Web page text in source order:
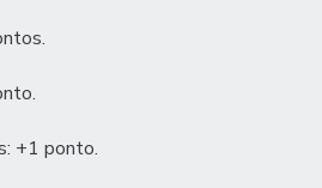
+1 ponto.